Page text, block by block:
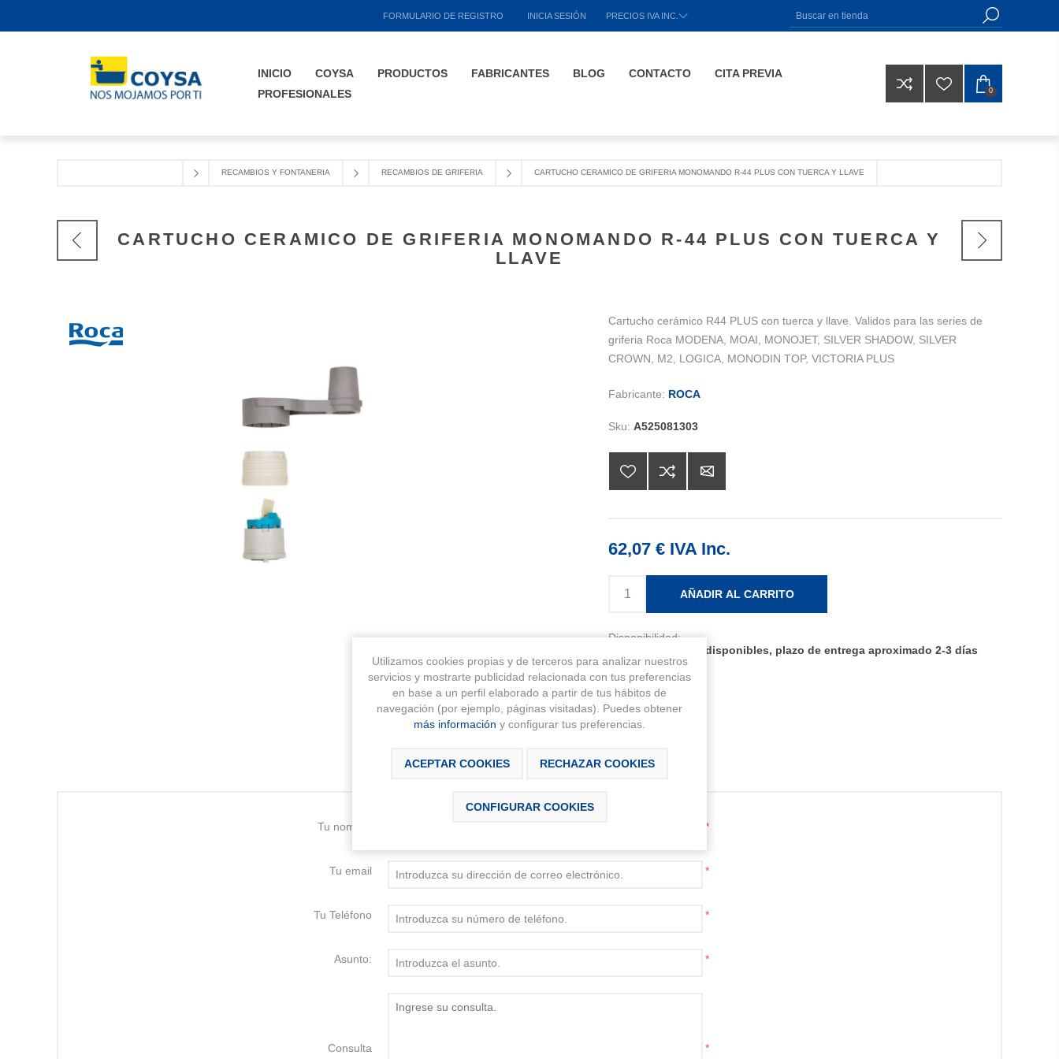
FORMULARIO DE REGISTRO INICIA SESIÓN PRECIOS IVA INC.
INICIO COYSA PRODUCTOS FABRICANTES BLOG CONTACTO
CITA PREVIA
PROFESIONALES
0
RECAMBIOS Y FONTANERIA RECAMBIOS DE GRIFERIA CARTUCHO CERAMICO DE GRIFERIA MONOMANDO R-44 PLUS CON TUERCA Y LLAVE
CARTUCHO CERAMICO DE GRIFERIA MONOMANDO R-44 PLUS CON TUERCA Y
LLAVE
Cartucho cerámico R44 PLUS con tuerca y llave. Validos para las series de
griferia Roca MODENA, MOAI, MONOJET, SILVER SHADOW, SILVER
CROWN, M2, LOGICA, MONODIN TOP, VICTORIA PLUS
Fabricante: ROCA
Sku: A525081303
62,07 € IVA Inc.
AÑADIR AL CARRITO
Disponibilidad:
Últimas unidades disponibles, plazo de entrega aproximado 2-3 días
Tu nombre *
Tu email *
Tu Teléfono *
Asunto: *
Consulta *
Utilizamos cookies propias y de terceros para analizar nuestros
servicios y mostrarte publicidad relacionada con tus preferencias
en base a un perfil elaborado a partir de tus hábitos de
navegación (por ejemplo, páginas visitadas). Puedes obtener
más información y configurar tus preferencias.
ACEPTAR COOKIES RECHAZAR COOKIES
CONFIGURAR COOKIES